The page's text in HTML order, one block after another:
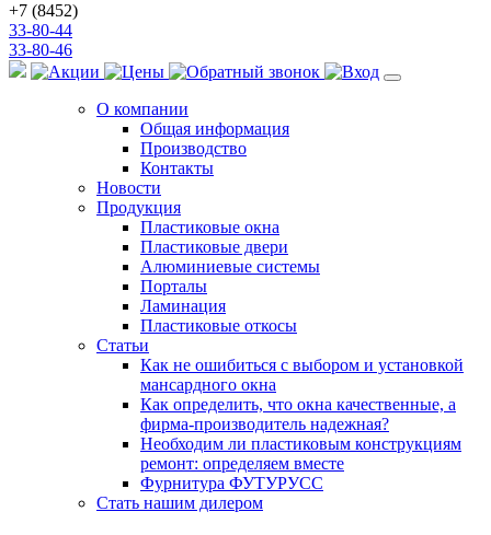
+7 (8452)
33-80-44
33-80-46
О компании
Общая информация
Производство
Контакты
Новости
Продукция
Пластиковые окна
Пластиковые двери
Алюминиевые системы
Порталы
Ламинация
Пластиковые откосы
Статьи
Как не ошибиться с выбором и установкой
мансардного окна
Как определить, что окна качественные, а
фирма-производитель надежная?
Необходим ли пластиковым конструкциям
ремонт: определяем вместе
Фурнитура ФУТУРУСС
Стать нашим дилером